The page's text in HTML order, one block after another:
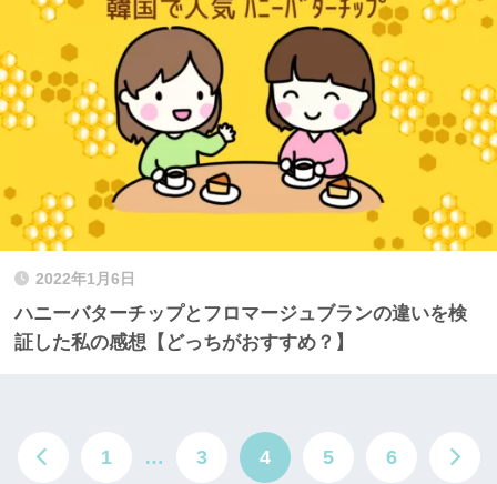
2022年1月6日
ハニーバターチップとフロマージュブランの違いを検
証した私の感想【どっちがおすすめ？】
1 … 3 4 5 6